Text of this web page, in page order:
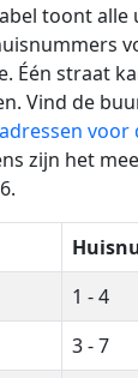
toont alle
Één straat
Vind de
zijn het
1 - 4
3 - 7